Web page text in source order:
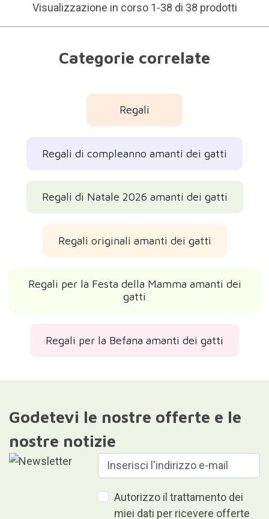
Visualizzazione in corso 1-38 di 38 prodotti
Categorie correlate
Regali
Regali di compleanno amanti dei gatti
Regali di Natale 2026 amanti dei gatti
Regali originali amanti dei gatti
Regali per la Festa della Mamma amanti dei
gatti
Regali per la Befana amanti dei gatti
Godetevi le nostre offerte e le
nostre notizie
Autorizzo il trattamento dei
miei dati per ricevere offerte